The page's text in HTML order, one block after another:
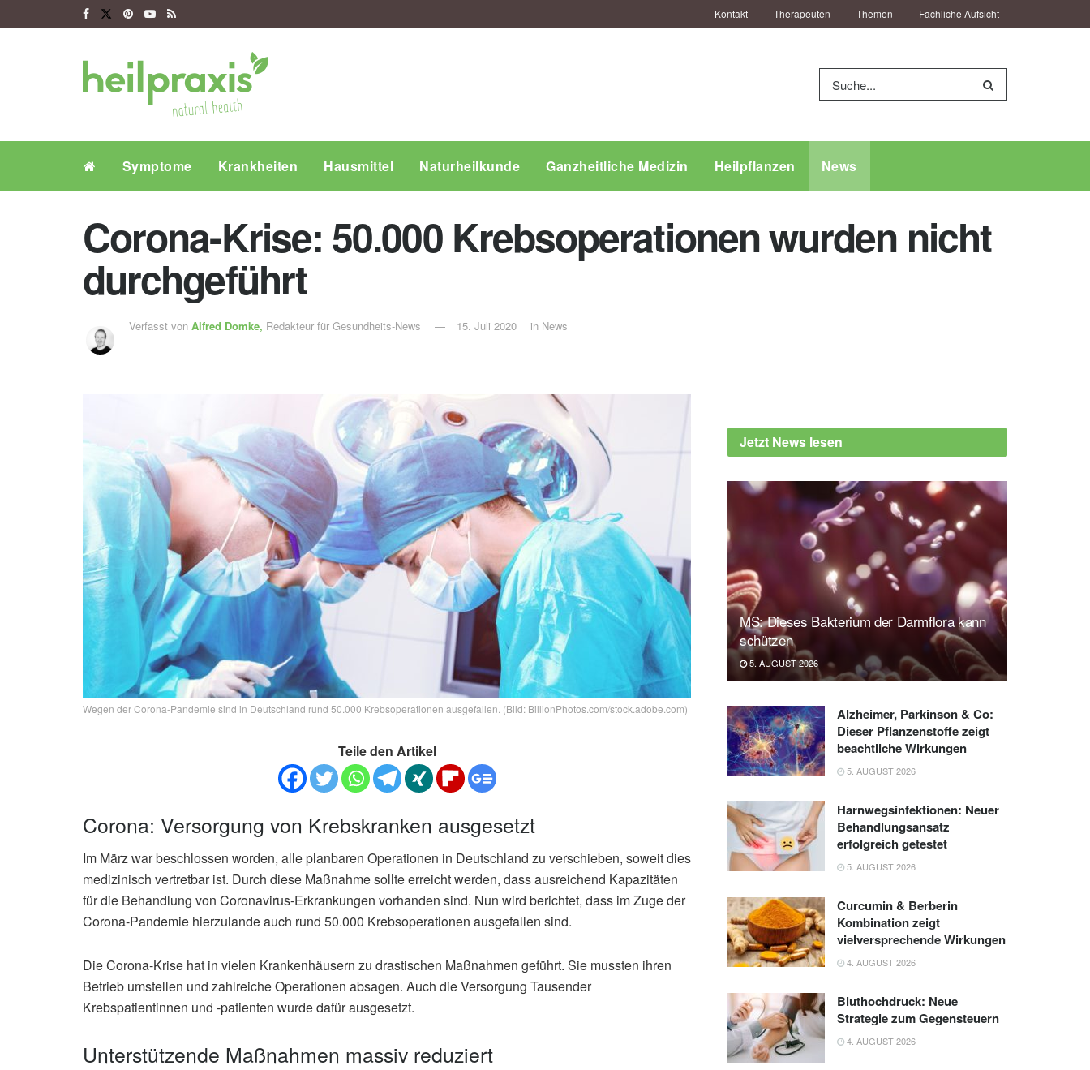
Kontakt Therapeuten Themen Fachliche Aufsicht
Symptome Krankheiten Hausmittel Naturheilkunde Ganzheitliche Medizin Heilpflanzen News
Corona-Krise: 50.000 Krebsoperationen wurden nicht
durchgeführt
Verfasst von Alfred Domke, Redakteur für Gesundheits-News 15. Juli 2020 in News
Wegen der Corona-Pandemie sind in Deutschland rund 50.000 Krebsoperationen ausgefallen. (Bild: BillionPhotos.com/stock.adobe.com)
Teile den Artikel
Corona: Versorgung von Krebskranken ausgesetzt
Im März war beschlossen worden, alle planbaren Operationen in Deutschland zu verschieben, soweit dies
medizinisch vertretbar ist. Durch diese Maßnahme sollte erreicht werden, dass ausreichend Kapazitäten
für die Behandlung von Coronavirus-Erkrankungen vorhanden sind. Nun wird berichtet, dass im Zuge der
Corona-Pandemie hierzulande auch rund 50.000 Krebsoperationen ausgefallen sind.
Die Corona-Krise hat in vielen Krankenhäusern zu drastischen Maßnahmen geführt. Sie mussten ihren
Betrieb umstellen und zahlreiche Operationen absagen. Auch die Versorgung Tausender
Krebspatientinnen und -patienten wurde dafür ausgesetzt.
Unterstützende Maßnahmen massiv reduziert
Jetzt News lesen
MS: Dieses Bakterium der Darmflora kann
schützen
5. AUGUST 2026
Alzheimer, Parkinson & Co:
Dieser Pflanzenstoffe zeigt
beachtliche Wirkungen
5. AUGUST 2026
Harnwegsinfektionen: Neuer
Behandlungsansatz
erfolgreich getestet
5. AUGUST 2026
Curcumin & Berberin
Kombination zeigt
vielversprechende Wirkungen
4. AUGUST 2026
Bluthochdruck: Neue
Strategie zum Gegensteuern
4. AUGUST 2026